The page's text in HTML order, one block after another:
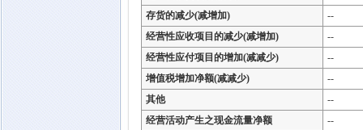
存货的减少(减增加)
--
经营性应收项目的减少(减增加)
--
经营性应付项目的增加(减减少)
--
增值税增加净额(减减少)
--
其他
--
经营活动产生之现金流量净额
--